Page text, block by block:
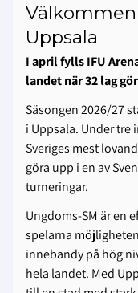
Uppsala
I april fylls IFU
landet när 32 lag
Säsongen 2026/27
i Uppsala. Under tre
Sveriges mest
göra upp i en av
turneringar.
Ungdoms-SM är en
spelarna
innebandy på hög
hela landet. Med